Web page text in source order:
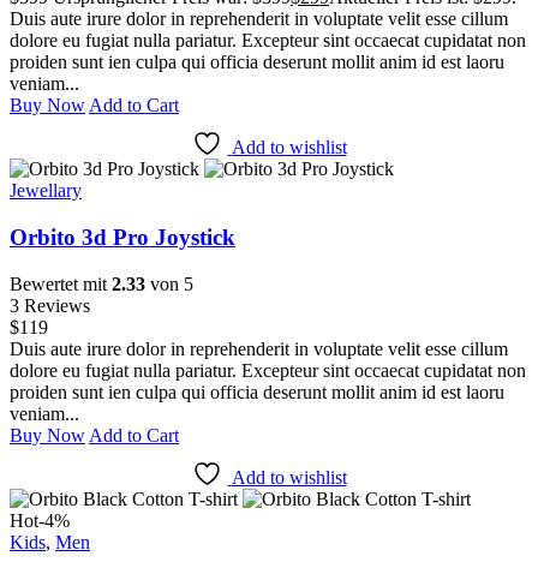
Duis aute irure dolor in reprehenderit in voluptate velit esse cillum
dolore eu fugiat nulla pariatur. Excepteur sint occaecat cupidatat non
proiden sunt ien culpa qui officia deserunt mollit anim id est laoru
veniam...
Buy Now Add to Cart
Add to wishlist
Jewellary
Orbito 3d Pro Joystick
Bewertet mit 2.33 von 5
3 Reviews
$119
Duis aute irure dolor in reprehenderit in voluptate velit esse cillum
dolore eu fugiat nulla pariatur. Excepteur sint occaecat cupidatat non
proiden sunt ien culpa qui officia deserunt mollit anim id est laoru
veniam...
Buy Now Add to Cart
Add to wishlist
Hot-4%
Kids, Men